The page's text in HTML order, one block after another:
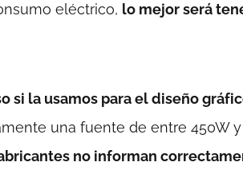
eléctrico, lo mejor será
si la usamos para el diseño
una fuente de entre 450W y
no informan